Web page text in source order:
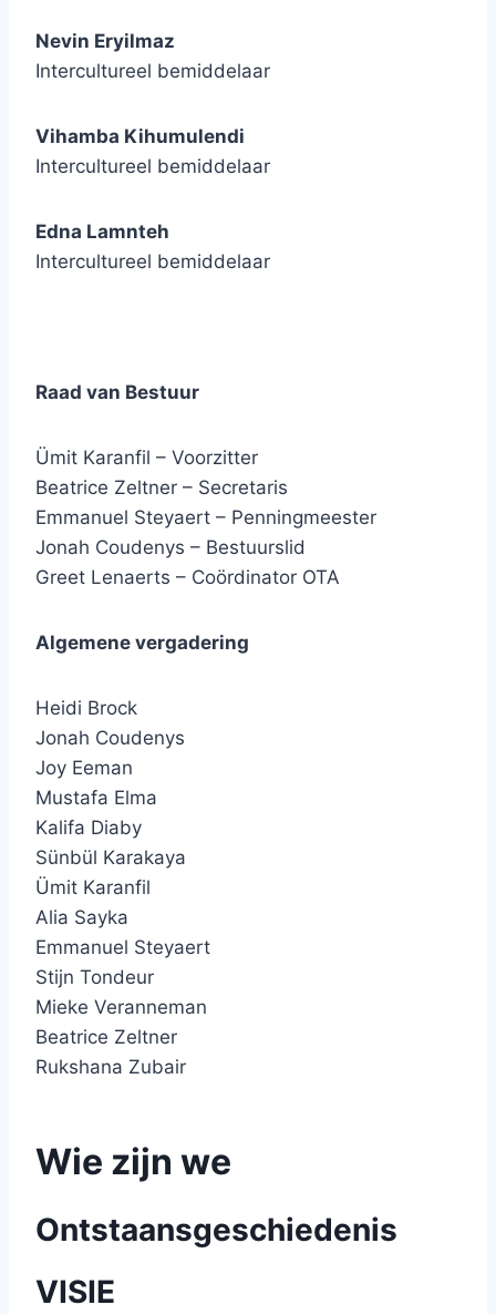
Nevin Eryilmaz
Intercultureel bemiddelaar
Vihamba Kihumulendi
Intercultureel bemiddelaar
Edna Lamnteh
Intercultureel bemiddelaar
Raad van Bestuur
Ümit Karanfil – Voorzitter
Beatrice Zeltner – Secretaris
Emmanuel Steyaert – Penningmeester
Jonah Coudenys – Bestuurslid
Greet Lenaerts – Coördinator OTA
Algemene vergadering
Heidi Brock
Jonah Coudenys
Joy Eeman
Mustafa Elma
Kalifa Diaby
Sünbül Karakaya
Ümit Karanfil
Alia Sayka
Emmanuel Steyaert
Stijn Tondeur
Mieke Veranneman
Beatrice Zeltner
Rukshana Zubair
Wie zijn we
Ontstaansgeschiedenis
VISIE